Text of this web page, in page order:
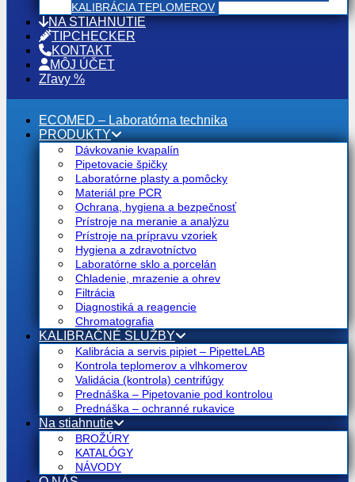
KALIBRÁCIA TEPLOMEROV
NA STIAHNUTIE
TIPCHECKER
KONTAKT
MÔJ ÚČET
Zľavy %
ECOMED – Laboratórna technika
PRODUKTY
Dávkovanie kvapalín
Pipetovacie špičky
Laboratórne plasty a pomôcky
Materiál pre PCR
Ochrana, hygiena a bezpečnosť
Prístroje na meranie a analýzu
Prístroje na prípravu vzoriek
Hygiena a zdravotníctvo
Laboratórne sklo a porcelán
Chladenie, mrazenie a ohrev
Filtrácia
Diagnostiká a reagencie
Chromatografia
KALIBRAČNÉ SLUŽBY
Kalibrácia a servis pipiet – PipetteLAB
Kontrola teplomerov a vlhkomerov
Validácia (kontrola) centrifúgy
Prednáška – Pipetovanie pod kontrolou
Prednáška – ochranné rukavice
Na stiahnutie
BROŽÚRY
KATALÓGY
NÁVODY